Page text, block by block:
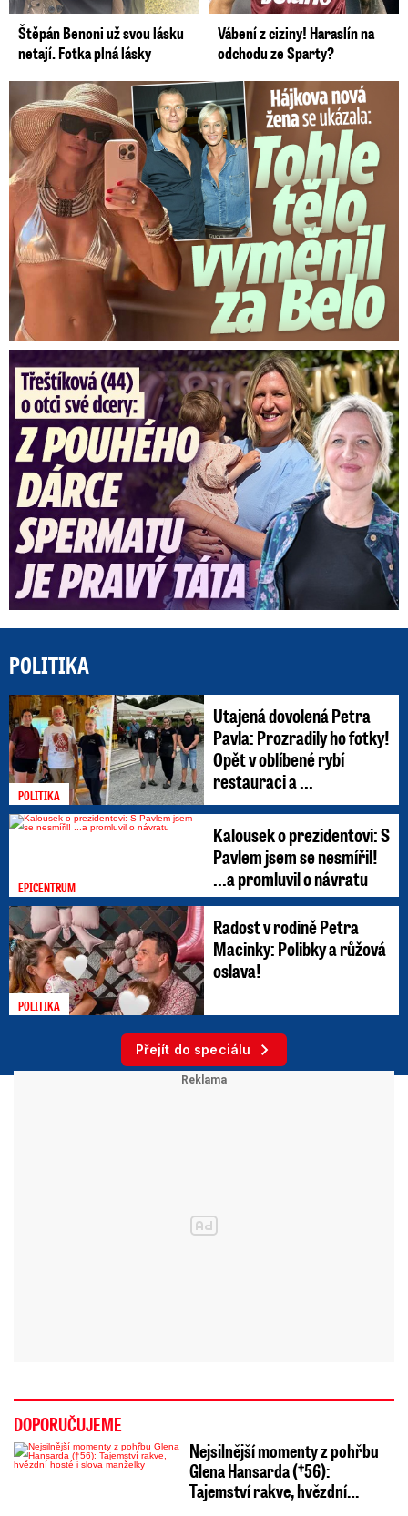
Štěpán Benoni už svou lásku
netají. Fotka plná lásky
Vábení z ciziny! Haraslín na
odchodu ze Sparty?
Tohle tělo nahradilo Belo: Nová partnerka se ukázala...
Třeštíková (44) o otci dcery: Z dárce spermatu pravý táta
POLITIKA
POLITIKA
Utajená dovolená Petra
Pavla: Prozradily ho fotky!
Opět v oblíbené rybí
restauraci a ...
EPICENTRUM
Kalousek o prezidentovi: S
Pavlem jsem se nesmířil!
...a promluvil o návratu
POLITIKA
Radost v rodině Petra
Macinky: Polibky a růžová
oslava!
Přejít do speciálu
DOPORUČUJEME
Nejsilnější momenty z pohřbu
Glena Hansarda (†56):
Tajemství rakve, hvězdní…